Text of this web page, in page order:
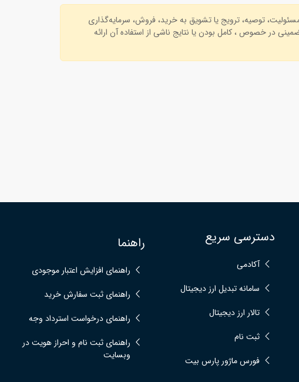
توصیه، ترویج یا تشویق به خرید، فروش، سرمایه‌گذاری
در خصوص ، کامل بودن یا نتایج ناشی از استفاده آن ارائه
دسترسی سریع
آکادمی
سامانه تبدیل ارز دیجیتال
تالار ارز دیجیتال
ثبت نام
فورس ماژور پارس بیت
راهنما
راهنمای افزایش اعتبار موجودی
راهنمای ثبت سفارش خرید
راهنمای درخواست استرداد وجه
راهنمای ثبت نام و احراز هویت در
وبسایت